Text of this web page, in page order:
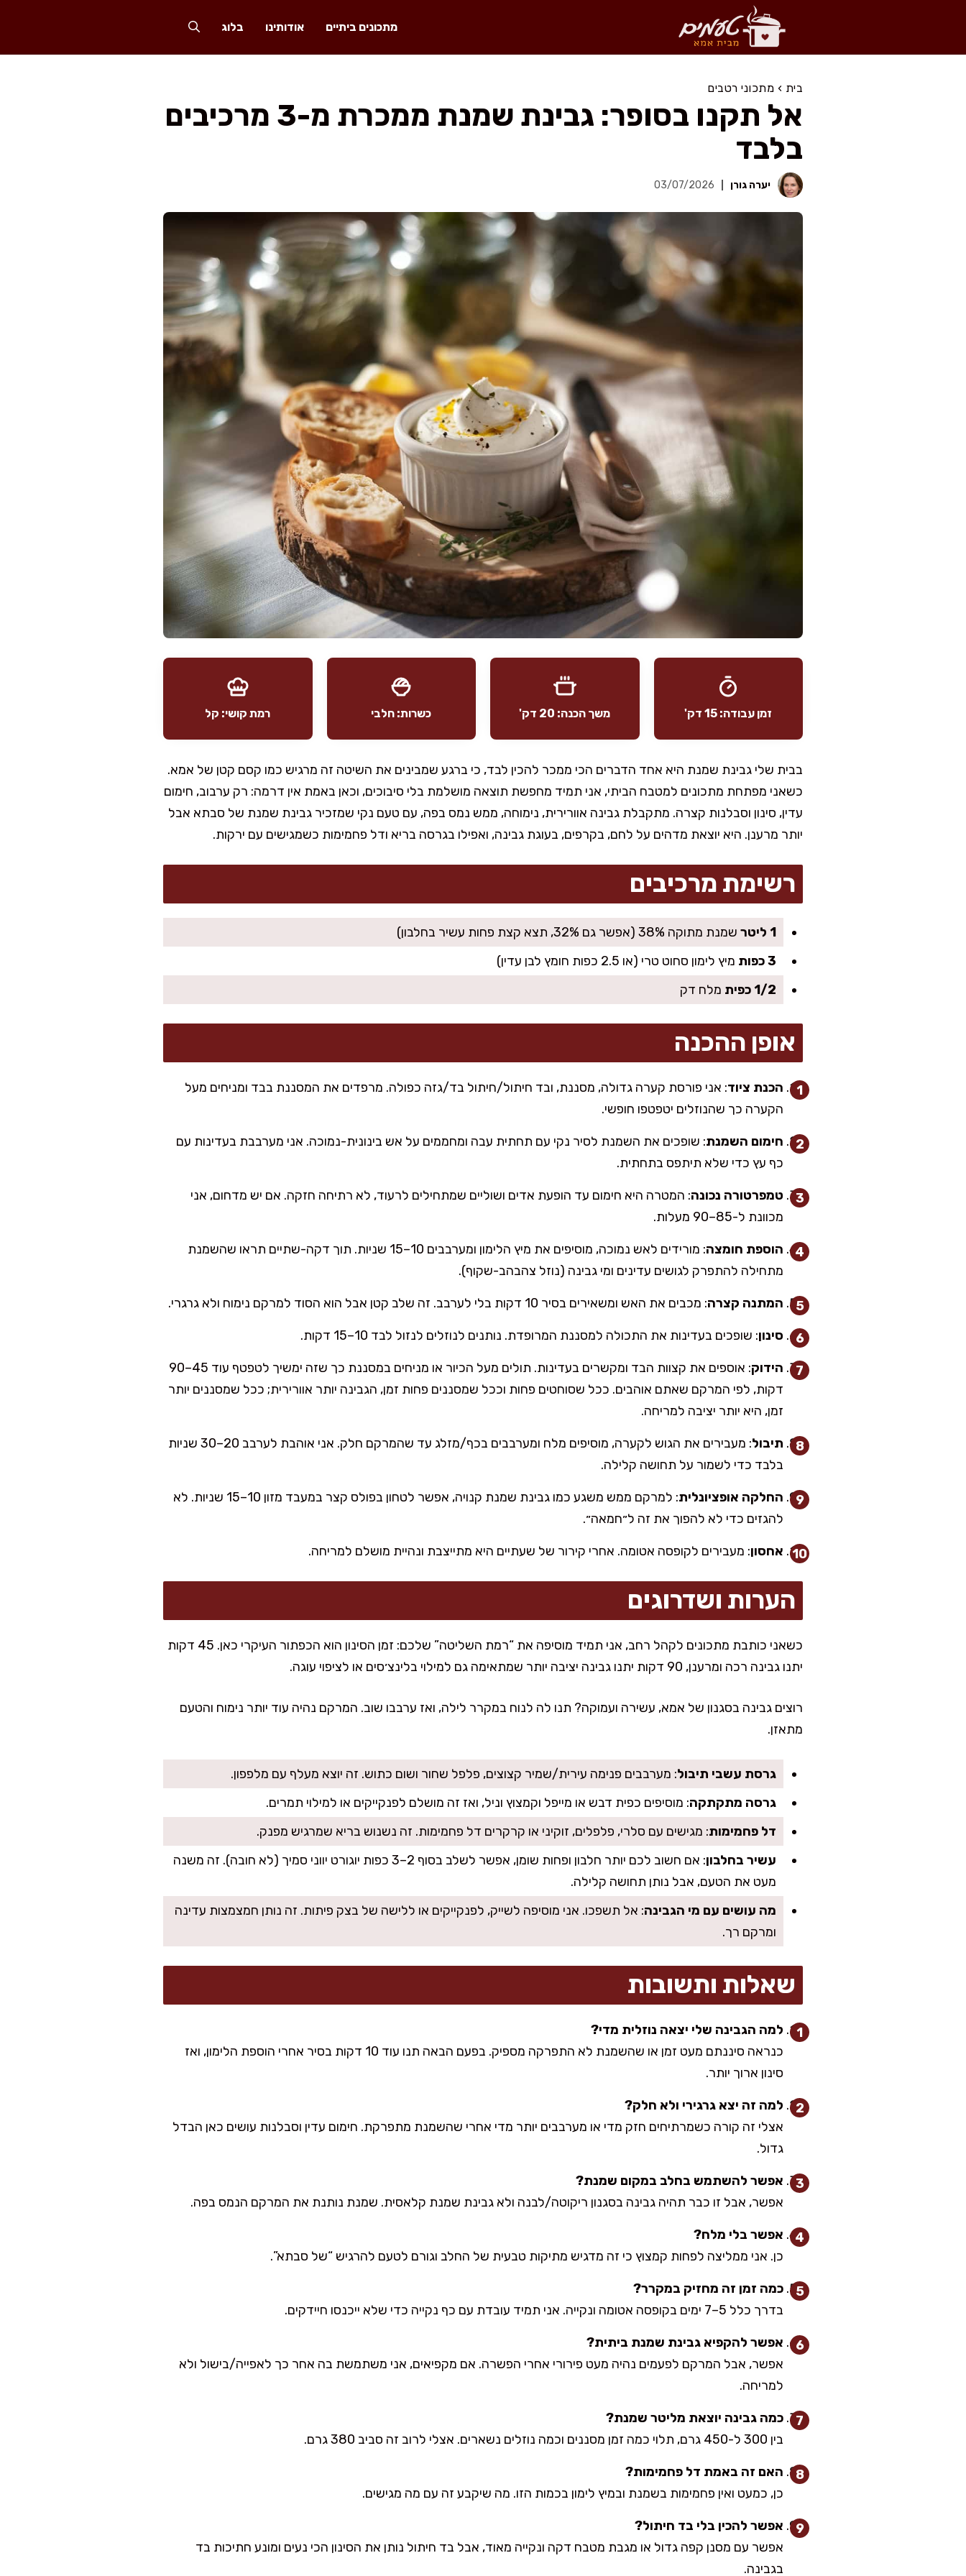
מתכונים ביתיים אודותינו בלוג
בית › מתכוני רטבים
אל תקנו בסופר: גבינת שמנת ממכרת מ-3 מרכיבים
בלבד
יערה גורן 03/07/2026
זמן עבודה: 15 דק' משך הכנה: 20 דק' כשרות: חלבי רמת קושי: קל
בבית שלי גבינת שמנת היא אחד הדברים הכי ממכר להכין לבד, כי ברגע שמבינים את השיטה זה מרגיש כמו קסם קטן של אמא.
כשאני מפתחת מתכונים למטבח הביתי, אני תמיד מחפשת תוצאה מושלמת בלי סיבוכים, וכאן באמת אין דרמה: רק ערבוב, חימום
עדין, סינון וסבלנות קצרה. מתקבלת גבינה אוורירית, נימוחה, ממש נמס בפה, עם טעם נקי שמזכיר גבינת שמנת של סבתא אבל
יותר מרענן. היא יוצאת מדהים על לחם, בקרפים, בעוגת גבינה, ואפילו בגרסה בריא ודל פחמימות כשמגישים עם ירקות.
רשימת מרכיבים
1 ליטר
שמנת מתוקה 38% (אפשר גם 32%, תצא קצת פחות עשיר בחלבון)
3 כפות
מיץ לימון סחוט טרי (או 2.5 כפות חומץ לבן עדין)
1/2 כפית
מלח דק
אופן ההכנה
הכנת ציוד: אני פורסת קערה גדולה, מסננת, ובד חיתול/חיתול בד/גזה כפולה. מרפדים את המסננת בבד ומניחים מעל
הקערה כך שהנוזלים יטפטפו חופשי.
חימום השמנת: שופכים את השמנת לסיר נקי עם תחתית עבה ומחממים על אש בינונית-נמוכה. אני מערבבת בעדינות עם
כף עץ כדי שלא תיתפס בתחתית.
טמפרטורה נכונה: המטרה היא חימום עד הופעת אדים ושוליים שמתחילים לרעוד, לא רתיחה חזקה. אם יש מדחום, אני
מכוונת ל-85–90 מעלות.
הוספת חומצה
: מורידים לאש נמוכה, מוסיפים את מיץ הלימון ומערבבים 10–15 שניות. תוך דקה-שתיים תראו שהשמנת
מתחילה להתפרק לגושים עדינים ומי גבינה (נוזל צהבהב-שקוף).
המתנה קצרה: מכבים את האש ומשאירים בסיר 10 דקות בלי לערבב. זה שלב קטן אבל הוא הסוד למרקם נימוח ולא גרגרי.
סינון: שופכים בעדינות את התכולה למסננת המרופדת. נותנים לנוזלים לנזול לבד 10–15 דקות.
הידוק
: אוספים את קצוות הבד ומקשרים בעדינות. תולים מעל הכיור או מניחים במסננת כך שזה ימשיך לטפטף עוד 45–90
דקות, לפי המרקם שאתם אוהבים. ככל שסוחטים פחות וככל שמסננים פחות זמן, הגבינה יותר אוורירית; ככל שמסננים יותר
זמן, היא יותר יציבה למריחה.
תיבול
: מעבירים את הגוש לקערה, מוסיפים מלח ומערבבים בכף/מזלג עד שהמרקם חלק. אני אוהבת לערבב 20–30 שניות
בלבד כדי לשמור על תחושה קלילה.
החלקה אופציונלית
: למרקם ממש משגע כמו גבינת שמנת קנויה, אפשר לטחון בפולס קצר במעבד מזון 10–15 שניות. לא
להגזים כדי לא להפוך את זה ל״חמאה״.
אחסון: מעבירים לקופסה אטומה. אחרי קירור של שעתיים היא מתייצבת ונהיית מושלם למריחה.
הערות ושדרוגים
כשאני כותבת מתכונים לקהל רחב, אני תמיד מוסיפה את “רמת השליטה” שלכם: זמן הסינון הוא הכפתור העיקרי כאן. 45 דקות
יתנו גבינה רכה ומרענן, 90 דקות יתנו גבינה יציבה יותר שמתאימה גם למילוי בלינצ׳סים או לציפוי עוגה.
רוצים גבינה בסגנון של אמא, עשירה ועמוקה? תנו לה לנוח במקרר לילה, ואז ערבבו שוב. המרקם נהיה עוד יותר נימוח והטעם
מתאזן.
גרסת עשבי תיבול: מערבבים פנימה עירית/שמיר קצוצים, פלפל שחור ושום כתוש. זה יוצא מעלף עם מלפפון.
גרסה מתקתקה: מוסיפים כפית דבש או מייפל וקמצוץ וניל, ואז זה מושלם לפנקייקים או למילוי תמרים.
דל פחמימות: מגישים עם סלרי, פלפלים, זוקיני או קרקרים דל פחמימות. זה נשנוש בריא שמרגיש מפנק.
עשיר בחלבון
: אם חשוב לכם יותר חלבון ופחות שומן, אפשר לשלב בסוף 2–3 כפות יוגורט יווני סמיך (לא חובה). זה משנה
מעט את הטעם, אבל נותן תחושה קלילה.
מה עושים עם מי הגבינה: אל תשפכו. אני מוסיפה לשייק, לפנקייקים או ללישה של בצק פיתות. זה נותן חמצמצות עדינה
ומרקם רך.
שאלות ותשובות
למה הגבינה שלי יצאה נוזלית מדי?
כנראה סיננתם מעט זמן או שהשמנת לא התפרקה מספיק. בפעם הבאה תנו עוד 10 דקות בסיר אחרי הוספת הלימון, ואז
סינון ארוך יותר.
למה זה יצא גרגירי ולא חלק?
אצלי זה קורה כשמרתיחים חזק מדי או מערבבים יותר מדי אחרי שהשמנת מתפרקת. חימום עדין וסבלנות עושים כאן הבדל
גדול.
אפשר להשתמש בחלב במקום שמנת?
אפשר, אבל זו כבר תהיה גבינה בסגנון ריקוטה/לבנה ולא גבינת שמנת קלאסית. שמנת נותנת את המרקם הנמס בפה.
אפשר בלי מלח?
כן. אני ממליצה לפחות קמצוץ כי זה מדגיש מתיקות טבעית של החלב וגורם לטעם להרגיש “של סבתא”.
כמה זמן זה מחזיק במקרר?
בדרך כלל 5–7 ימים בקופסה אטומה ונקייה. אני תמיד עובדת עם כף נקייה כדי שלא ייכנסו חיידקים.
אפשר להקפיא גבינת שמנת ביתית?
אפשר, אבל המרקם לפעמים נהיה מעט פירורי אחרי הפשרה. אם מקפיאים, אני משתמשת בה אחר כך לאפייה/בישול ולא
למריחה.
כמה גבינה יוצאת מליטר שמנת?
בין 300 ל-450 גרם, תלוי כמה זמן מסננים וכמה נוזלים נשארים. אצלי לרוב זה סביב 380 גרם.
האם זה באמת דל פחמימות?
כן, כמעט ואין פחמימות בשמנת ובמיץ לימון בכמות הזו. מה שיקבע זה עם מה מגישים.
אפשר להכין בלי בד חיתול?
אפשר עם מסנן קפה גדול או מגבת מטבח דקה ונקייה מאוד, אבל בד חיתול נותן את הסינון הכי נעים ומונע חתיכות בד
בגבינה.